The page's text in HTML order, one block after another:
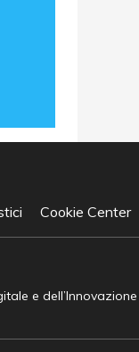
Cookie Center
e